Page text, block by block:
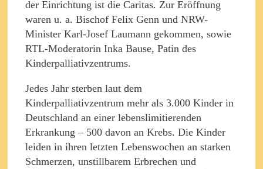
der Einrichtung ist die Caritas. Zur Eröffnung
waren u. a. Bischof Felix Genn und NRW-
Minister Karl-Josef Laumann gekommen, sowie
RTL-Moderatorin Inka Bause, Patin des
Kinderpalliativzentrums.
Jedes Jahr sterben laut dem
Kinderpalliativzentrum mehr als 3.000 Kinder in
Deutschland an einer lebenslimitierenden
Erkrankung – 500 davon an Krebs. Die Kinder
leiden in ihren letzten Lebenswochen an starken
Schmerzen, unstillbarem Erbrechen und